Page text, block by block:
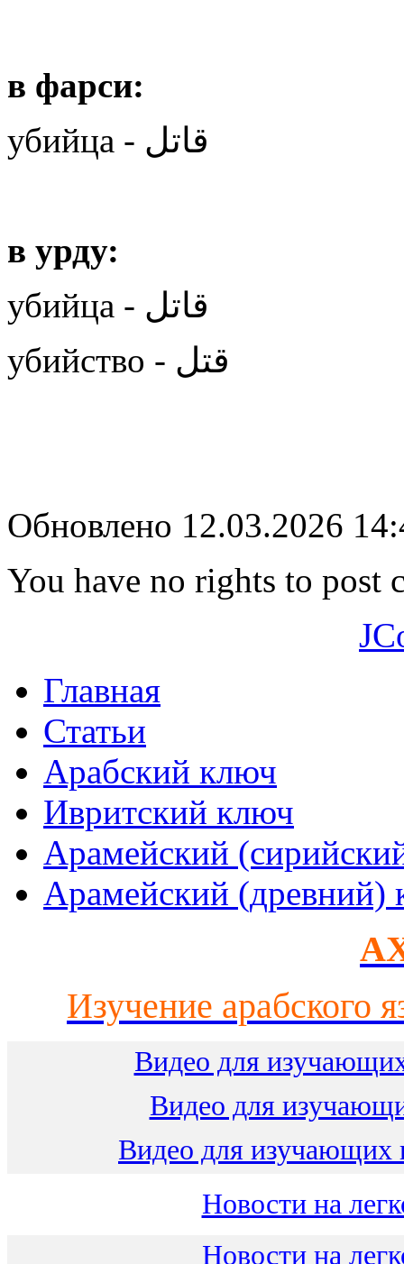
в фарси:
убийца - قاتل
в урду:
убийца - قاتل
убийство - قتل
Обновлено 12.03.2026
You have no rights to post
Главная
Статьи
Арабский ключ
Ивритский ключ
Арамейский
Арамейский (древний)
Изучение арабского
Видео для
Видео для
Видео для изучающих
Новости на
Новости на